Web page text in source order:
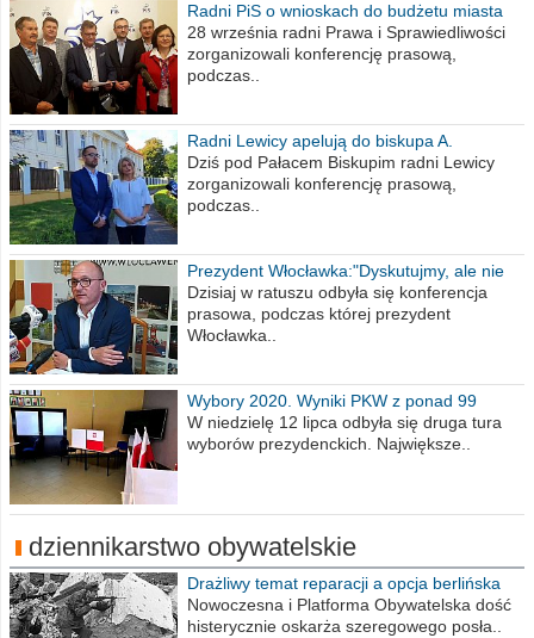
Radni PiS o wnioskach do budżetu miasta
na 2021 rok
28 września radni Prawa i Sprawiedliwości
zorganizowali konferencję prasową,
podczas..
Radni Lewicy apelują do biskupa A.
Wiesława Meringa
Dziś pod Pałacem Biskupim radni Lewicy
zorganizowali konferencję prasową,
podczas..
Prezydent Włocławka:"Dyskutujmy, ale nie
obrażajmy się”
Dzisiaj w ratuszu odbyła się konferencja
prasowa, podczas której prezydent
Włocławka..
Wybory 2020. Wyniki PKW z ponad 99
procent obwodów
W niedzielę 12 lipca odbyła się druga tura
wyborów prezydenckich. Największe..
dziennikarstwo obywatelskie
Drażliwy temat reparacji a opcja berlińska
Nowoczesna i Platforma Obywatelska dość
histerycznie oskarża szeregowego posła..